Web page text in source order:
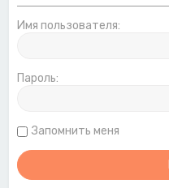
Имя пользователя:
Пароль:
Запомнить меня